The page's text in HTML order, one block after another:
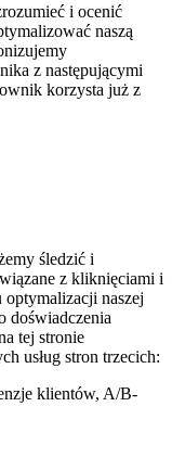
i ocenić
naszą
z następującymi
korzysta już z
śledzić i
z kliknięciami i
naszej
doświadczenia
tej stronie
usług stron trzecich:
klientów, A/B-